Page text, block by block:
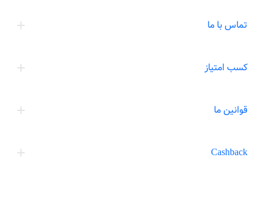
تماس با ما
کسب امتیاز
قوانین ما
Cashback